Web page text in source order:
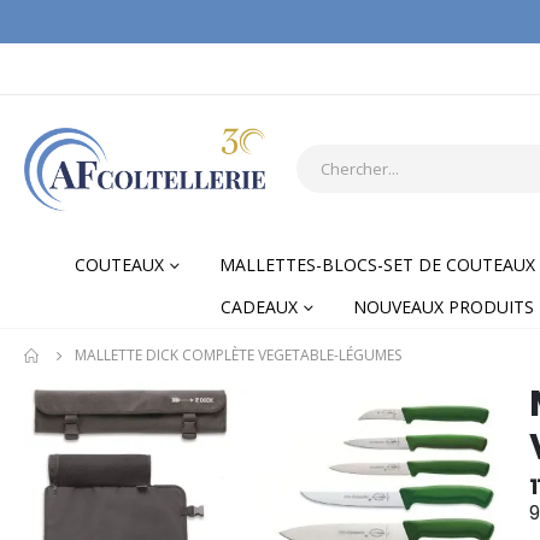
COUTEAUX MALLETTES-BLOCS-SET DE COUTEAUX
CADEAUX
NOUVEAUX PRODUITS
MALLETTE DICK COMPLÈTE VEGETABLE-LÉGUMES
Skip
to
the
end
Skip